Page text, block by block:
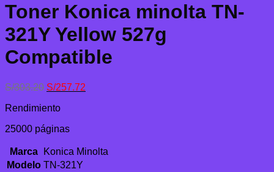
Toner Konica minolta TN-
321Y Yellow 527g
Compatible
S/303.20 El
original
S/303.20.
S/257.72
Rendimiento
25000 páginas
Marca
Konica Minolta
Modelo TN-321Y